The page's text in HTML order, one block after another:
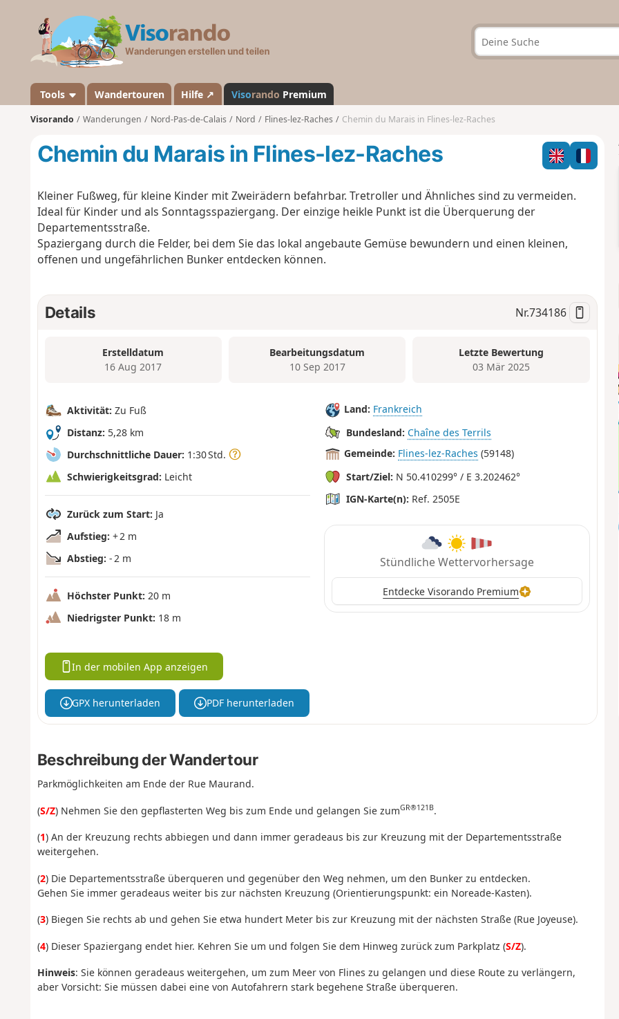
a
n
d
Tools Wandertouren Hilfe ↗ Visorando Premium
Visorando Wanderungen Nord-Pas-de-Calais Nord Flines-lez-Raches Chemin du Marais in Flines-lez-Raches
Chemin du Marais in Flines-lez-Raches
Kleiner Fußweg, für kleine Kinder mit Zweirädern befahrbar. Tretroller und Ähnliches sind zu vermeiden.
Ideal für Kinder und als Sonntagsspaziergang. Der einzige heikle Punkt ist die Überquerung der
Departementsstraße.
Spaziergang durch die Felder, bei dem Sie das lokal angebaute Gemüse bewundern und einen kleinen,
offenen und ungefährlichen Bunker entdecken können.
Details Nr.734186
Erstelldatum
16 Aug 2017
Bearbeitungsdatum
10 Sep 2017
Letzte Bewertung
03 Mär 2025
Aktivität: Zu Fuß
Distanz: 5,28 km
Durchschnittliche Dauer: 1:30 Std.
Schwierigkeitsgrad: Leicht
Zurück zum Start: Ja
Aufstieg: + 2 m
Abstieg: - 2 m
Höchster Punkt: 20 m
Niedrigster Punkt: 18 m
Land: Frankreich
Bundesland: Chaîne des Terrils
Gemeinde: Flines-lez-Raches (59148)
Start/Ziel: N 50.410299° / E 3.202462°
IGN-Karte(n): Ref. 2505E
Stündliche Wettervorhersage
Entdecke Visorando Premium
In der mobilen App anzeigen
GPX herunterladen PDF herunterladen
Beschreibung der Wandertour
Parkmöglichkeiten am Ende der Rue Maurand.
(S/Z) Nehmen Sie den gepflasterten Weg bis zum Ende und gelangen Sie zumGR®121B.
(1) An der Kreuzung rechts abbiegen und dann immer geradeaus bis zur Kreuzung mit der Departementsstraße
weitergehen.
(2) Die Departementsstraße überqueren und gegenüber den Weg nehmen, um den Bunker zu entdecken.
Gehen Sie immer geradeaus weiter bis zur nächsten Kreuzung (Orientierungspunkt: ein Noreade-Kasten).
(3) Biegen Sie rechts ab und gehen Sie etwa hundert Meter bis zur Kreuzung mit der nächsten Straße (Rue Joyeuse).
(4) Dieser Spaziergang endet hier. Kehren Sie um und folgen Sie dem Hinweg zurück zum Parkplatz (S/Z).
Hinweis: Sie können geradeaus weitergehen, um zum Meer von Flines zu gelangen und diese Route zu verlängern,
aber Vorsicht: Sie müssen dabei eine von Autofahrern stark begehene Straße überqueren.